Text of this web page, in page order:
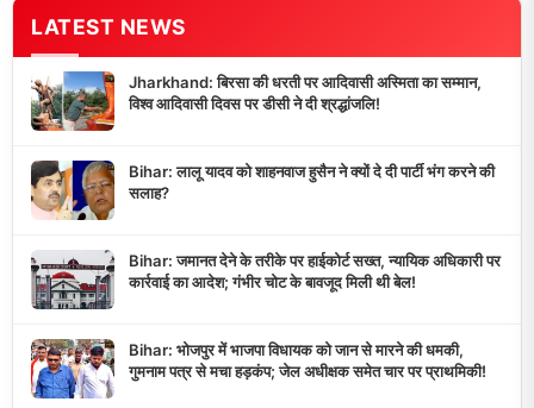
LATEST NEWS
Jharkhand: बिरसा की धरती पर आदिवासी अस्मिता का सम्मान,
विश्व आदिवासी दिवस पर डीसी ने दी श्रद्धांजलि!
Bihar: लालू यादव को शाहनवाज हुसैन ने क्यों दे दी पार्टी भंग करने की
सलाह?
Bihar: जमानत देने के तरीके पर हाईकोर्ट सख्त, न्यायिक अधिकारी पर
कार्रवाई का आदेश; गंभीर चोट के बावजूद मिली थी बेल!
Bihar: भोजपुर में भाजपा विधायक को जान से मारने की धमकी,
गुमनाम पत्र से मचा हड़कंप; जेल अधीक्षक समेत चार पर प्राथमिकी!